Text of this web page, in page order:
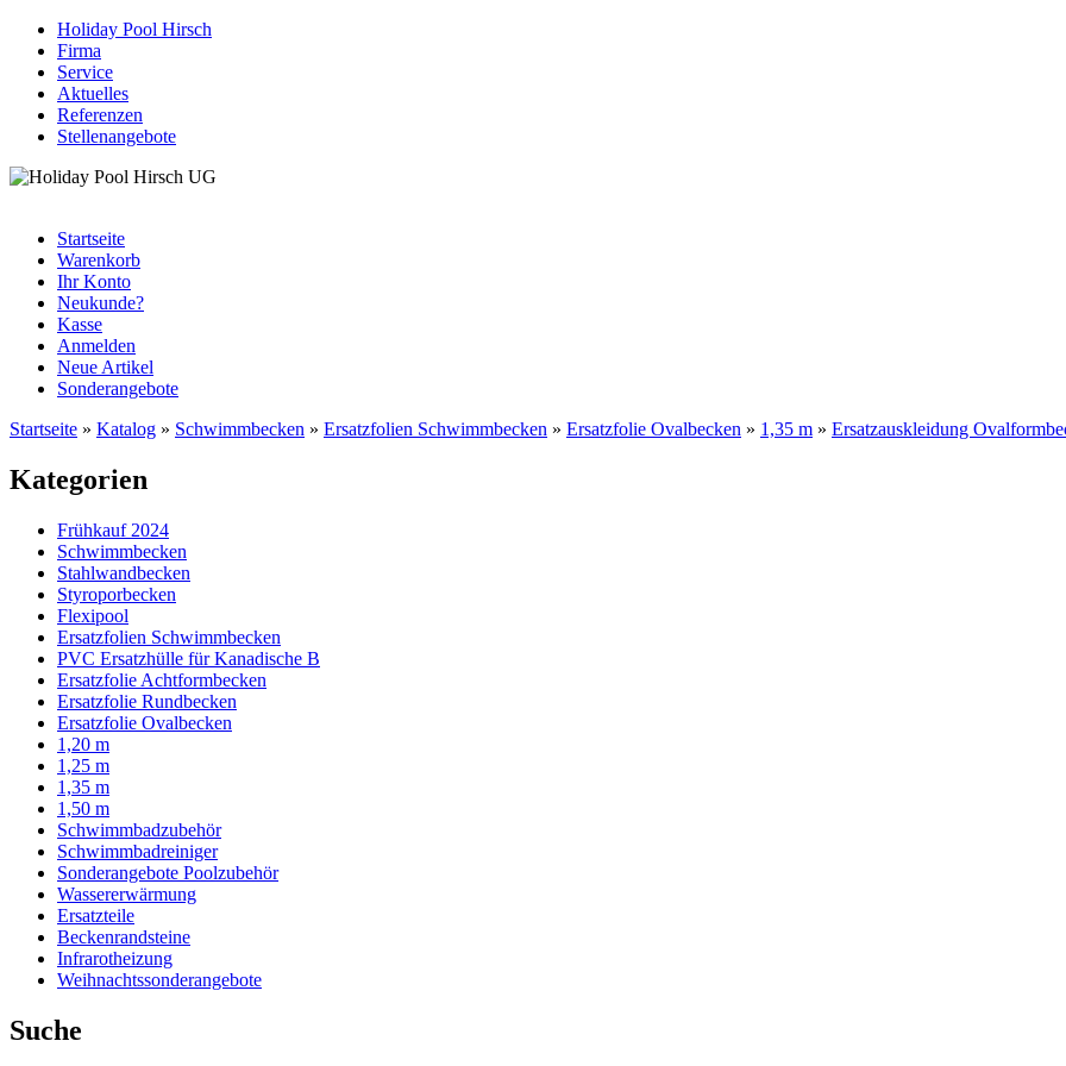
Holiday Pool Hirsch
Firma
Service
Aktuelles
Referenzen
Stellenangebote
Startseite
Warenkorb
Ihr Konto
Neukunde?
Kasse
Anmelden
Neue Artikel
Sonderangebote
Startseite » Katalog » Schwimmbecken » Ersatzfolien Schwimmbecken » Ersatzfolie Ovalbecken » 1,35 m » Ersatzauskleidung
Kategorien
Frühkauf 2024
Schwimmbecken
Stahlwandbecken
Styroporbecken
Flexipool
Ersatzfolien Schwimmbecken
PVC Ersatzhülle für Kanadische B
Ersatzfolie Achtformbecken
Ersatzfolie Rundbecken
Ersatzfolie Ovalbecken
1,20 m
1,25 m
1,35 m
1,50 m
Schwimmbadzubehör
Schwimmbadreiniger
Sonderangebote Poolzubehör
Wassererwärmung
Ersatzteile
Beckenrandsteine
Infrarotheizung
Weihnachtssonderangebote
Suche